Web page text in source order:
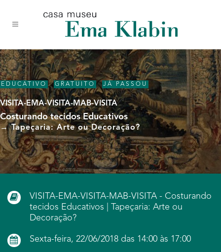
conteúdo
navegação
site
EDUCATIVO ,GRATUITO ,JÁ PASSOU
VISITA-EMA-VISITA-MAB-VISITA
Costurando tecidos Educativos
→ Tapeçaria: Arte ou Decoração?
VISITA-EMA-VISITA-MAB-VISITA - Costurando
tecidos Educativos | Tapeçaria: Arte ou
Decoração?
Sexta-feira, 22/06/2018 das 14:00 às 17:00